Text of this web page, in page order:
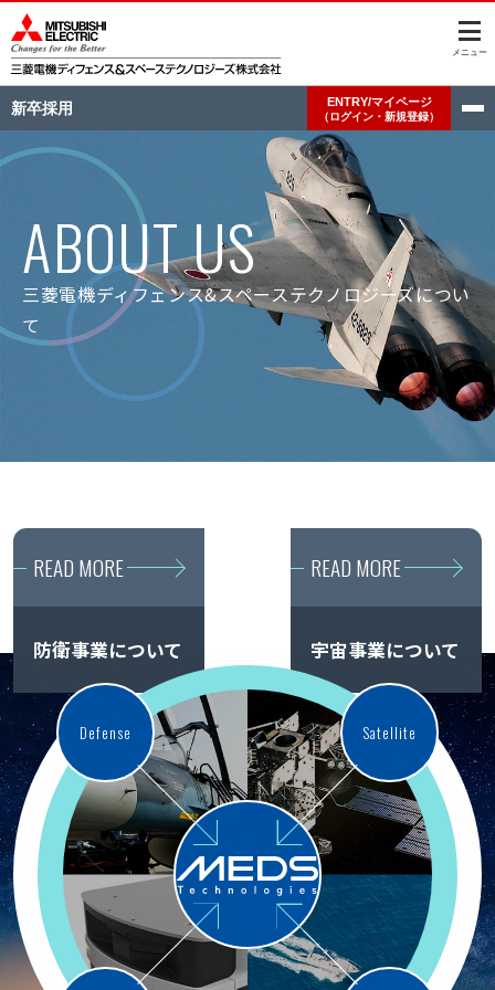
メニュー
新卒採用 ENTRY/マイページ
（ログイン・新規登録）
ABOUT US
三菱電機ディフェンス&スペーステクノロジーズについ
て
Defense Satellite
防衛事業について
READ MORE
宇宙事業について
READ MORE